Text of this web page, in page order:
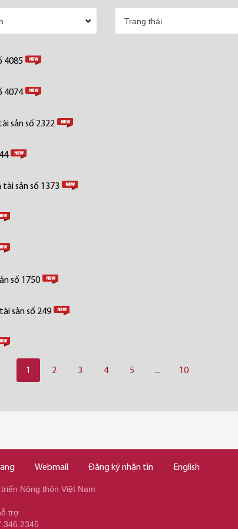
4085
4074
sản số 2322
sản số 1373
số 1750
sản số 249
1 2 3 4 5 ... 10
Webmail Đăng ký nhận tin English
Nông thôn Việt Nam
trợ